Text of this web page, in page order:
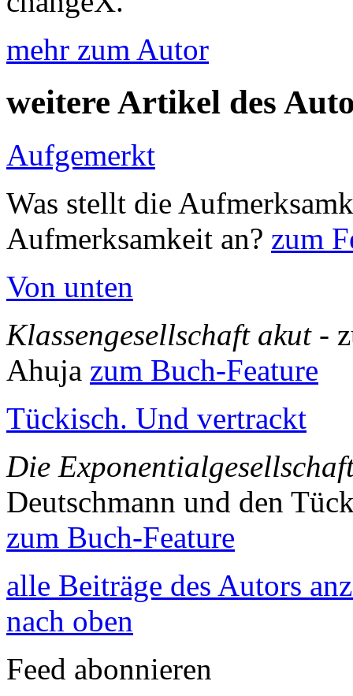
mehr zum Autor
weitere Artikel des
Aufgemerkt
Was stellt die
Aufmerksamkeit an? zum
Von unten
Klassengesellschaft akut-
Ahuja zum Buch-Feature
Tückisch. Und vertrackt
Die
Deutschmann und den
zum Buch-Feature
alle Beiträge des Autors
nach oben
Feed abonnieren